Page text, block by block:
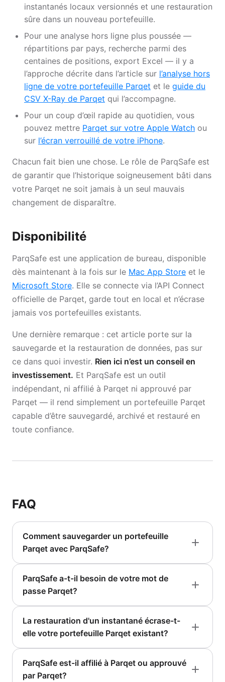
instantanés locaux versionnés et une restauration
sûre dans un nouveau portefeuille.
Pour une analyse hors ligne plus poussée —
répartitions par pays, recherche parmi des
centaines de positions, export Excel — il y a
l’approche décrite dans l’article sur l’analyse hors
ligne de votre portefeuille Parqet et le guide du
CSV X-Ray de Parqet qui l’accompagne.
Pour un coup d’œil rapide au quotidien, vous
pouvez mettre Parqet sur votre Apple Watch ou
sur l’écran verrouillé de votre iPhone.
Chacun fait bien une chose. Le rôle de ParqSafe est
de garantir que l’historique soigneusement bâti dans
votre Parqet ne soit jamais à un seul mauvais
changement de disparaître.
Disponibilité
ParqSafe est une application de bureau, disponible
dès maintenant à la fois sur le Mac App Store et le
Microsoft Store. Elle se connecte via l’API Connect
officielle de Parqet, garde tout en local et n’écrase
jamais vos portefeuilles existants.
Une dernière remarque : cet article porte sur la
sauvegarde et la restauration de données, pas sur
ce dans quoi investir. Rien ici n’est un conseil en
investissement. Et ParqSafe est un outil
indépendant, ni affilié à Parqet ni approuvé par
Parqet — il rend simplement un portefeuille Parqet
capable d’être sauvegardé, archivé et restauré en
toute confiance.
FAQ
Comment sauvegarder un portefeuille
Parqet avec ParqSafe?
ParqSafe a-t-il besoin de votre mot de
passe Parqet?
La restauration d'un instantané écrase-t-
elle votre portefeuille Parqet existant?
ParqSafe est-il affilié à Parqet ou approuvé
par Parqet?